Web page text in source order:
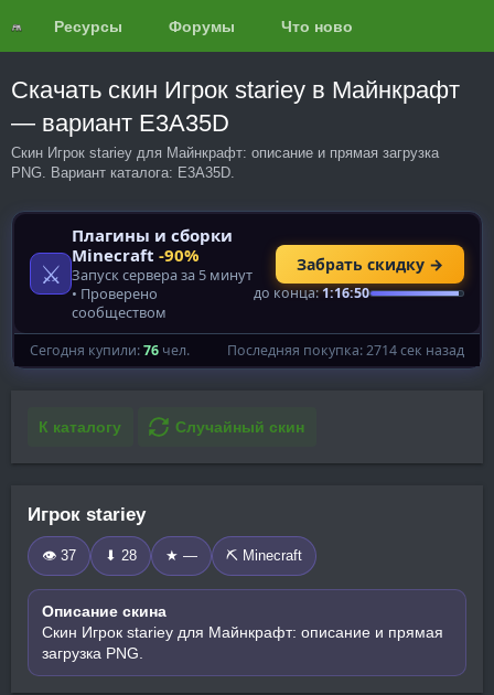
Ресурсы Форумы Что нового?
Скачать скин Игрок stariey в Майнкрафт
— вариант E3A35D
Скин Игрок stariey для Майнкрафт: описание и прямая загрузка
PNG. Вариант каталога: E3A35D.
К каталогу Случайный скин
Игрок stariey
👁 37 ⬇ 28 ★ — ⛏️ Minecraft
Описание скина
Скин Игрок stariey для Майнкрафт: описание и прямая
загрузка PNG.